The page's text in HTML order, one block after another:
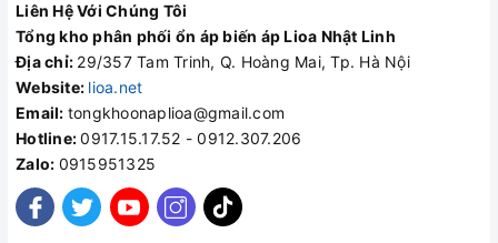
Liên Hệ Với Chúng Tôi
Tổng kho phân phối ổn áp biến áp Lioa Nhật Linh
Địa chỉ: 29/357 Tam Trinh, Q. Hoàng Mai, Tp. Hà Nội
Website: lioa.net
Email: tongkhoonaplioa@gmail.com
Hotline:0917.15.17.52 - 0912.307.206
Zalo: 0915951325